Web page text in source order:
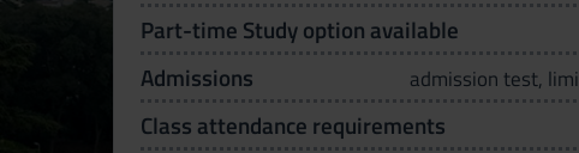
Part-time Study option available
Admissions admission test,
Class attendance requirements